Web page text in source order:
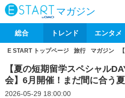
マガジン
総合 トレンド エンタメ
E START トップページ 旅行 マガジン
【夏の短期留学スペシャル
会】6月開催！まだ間に合う
2026-05-29 18:00:00